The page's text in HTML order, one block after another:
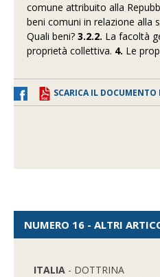
comune attribuito alla
beni comuni in relazione alla
Quali beni?3.2.2. La facoltà
proprietà collettiva. 4. Le
SCARICA IL DOCUMENTO
NUMERO 16 - ALTRI
ITALIA - DOTTRINA